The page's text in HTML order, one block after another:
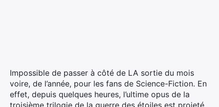
Impossible de passer à côté de LA sortie du mois
voire, de l’année, pour les fans de Science-Fiction. En
effet, depuis quelques heures, l’ultime opus de la
troisième trilogie de la guerre des étoiles est projeté